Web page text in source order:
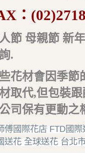
：
節 母親節 新
.
花材會因季節
取代,但包裝
司保有更動之
傅國際花店 FTD國
送花 全球送花 台北